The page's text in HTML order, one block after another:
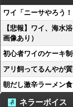
ワイ「ニーサやろう
【悲報】ワイ、海水
画像あり）
初心者ワイのケーキ
アリ飼ってるんやが
朝だし激辛ラーメン
ネラーボイス